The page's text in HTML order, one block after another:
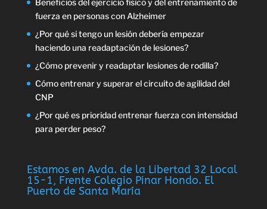
Beneficios del ejercicio físico y del entrenamiento de
fuerza en personas con Alzheimer
¿Por qué si tengo un lesión debería empezar
haciendo una readaptación de lesiones?
¿Cómo prevenir y readaptar lesiones de rodilla?
Cómo entrenar y superar el circuito de agilidad del
CNP
¿Por qué es prioridad entrenar fuerza con intensidad
para perder peso?
Estamos en Avda. de la Libertad 32 Local
15-1, Frente Colegio Pinar Hondo. El
Puerto de Santa María